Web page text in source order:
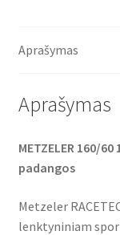
o
r
p
Aprašymas
Aprašymas
METZELER 160/60
padangos
Metzeler
lenktyniniam